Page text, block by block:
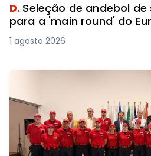
D. Seleção de andebol
para a 'main round' do
1 agosto 2026